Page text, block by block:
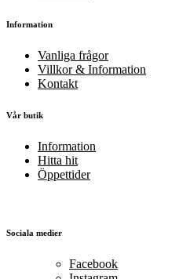
Information
Vanliga frågor
Villkor & Information
Kontakt
Vår butik
Information
Hitta hit
Öppettider
Sociala medier
Facebook